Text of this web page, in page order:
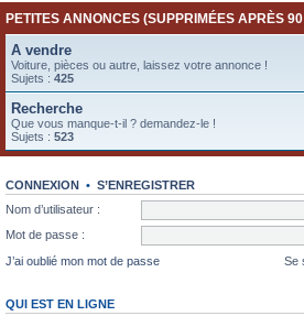
PETITES ANNONCES (SUPPRIMÉES APRÈS
A vendre
Voiture, pièces ou autre, laissez votre annonce !
Sujets : 425
Recherche
Que vous manque-t-il ? demandez-le !
Sujets : 523
CONNEXION • S’ENREGISTRER
Nom d’utilisateur :
Mot de passe :
J’ai oublié mon mot de passe
Se
QUI EST EN LIGNE